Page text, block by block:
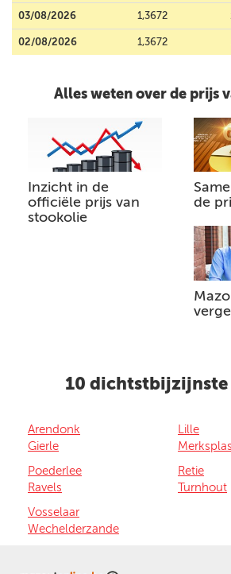
03/08/2026 1,3672
02/08/2026 1,3672
Alles weten over de prijs
Inzicht in de
officiële prijs van
stookolie
de
10 dichtstbijzijnste
Arendonk
Gierle
Lille
Merksplas
Poederlee
Ravels
Retie
Turnhout
Vosselaar
Wechelderzande